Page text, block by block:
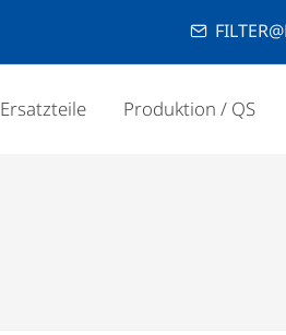
Ersatzteile Produktion / QS